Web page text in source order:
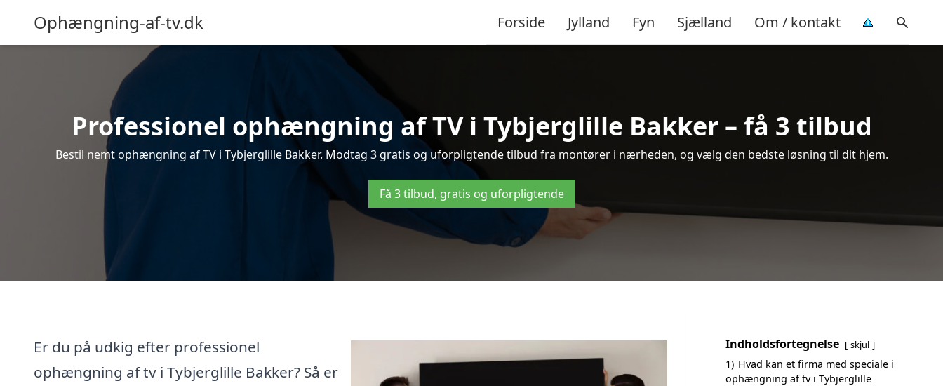
Ophængning-af-tv.dk Forside Jylland Fyn Sjælland Om / kontakt
Professionel ophængning af TV i Tybjerglille Bakker – få 3 tilbud
Bestil nemt ophængning af TV i Tybjerglille Bakker. Modtag 3 gratis og uforpligtende tilbud fra montører i nærheden, og vælg den bedste løsning til dit hjem.
Få 3 tilbud, gratis og uforpligtende
Er du på udkig efter professionel
ophængning af tv i Tybjerglille Bakker? Så er
Indholdsfortegnelse skjul
1) Hvad kan et firma med speciale i
ophængning af tv i Tybjerglille